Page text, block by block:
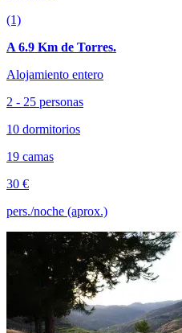
(1)
A 6.9 Km de Torres.
Alojamiento entero
2 - 25 personas
10 dormitorios
19 camas
30 €
pers./noche (aprox.)